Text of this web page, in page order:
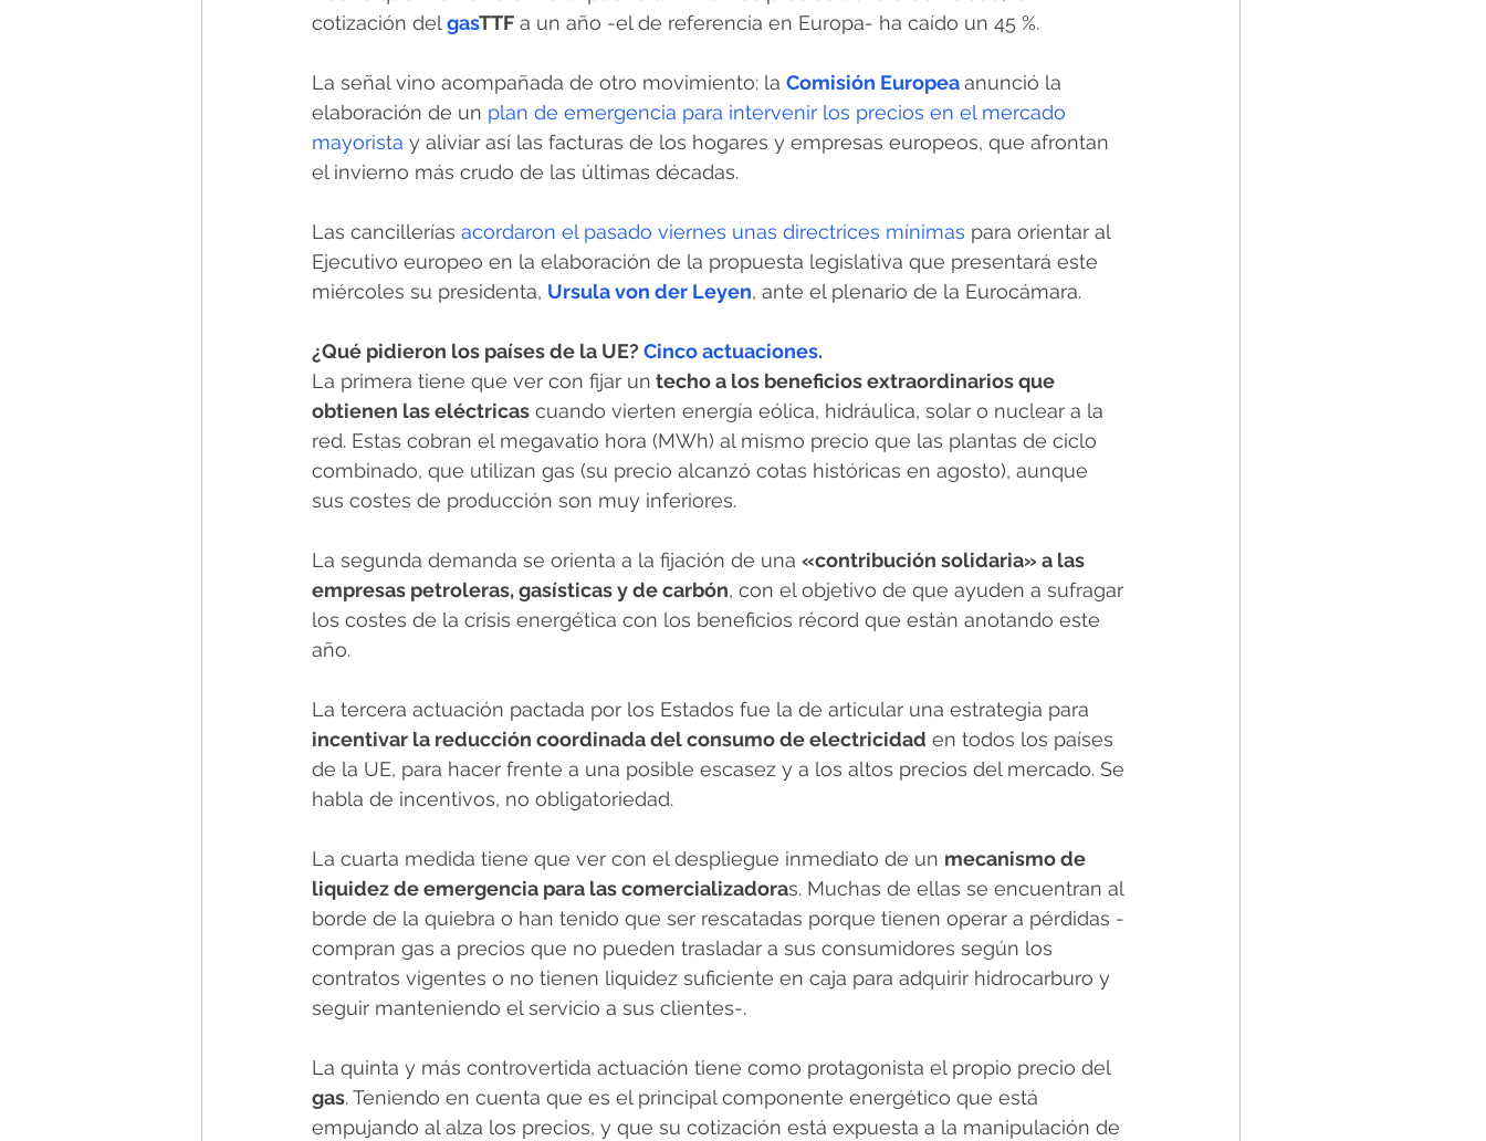
cotización del gasTTF a un año -el de referencia en Europa- ha caído un 45 %.
La señal vino acompañada de otro movimiento: la Comisión Europea anunció la
elaboración de un plan de emergencia para intervenir los precios en el mercado
mayorista y aliviar así las facturas de los hogares y empresas europeos, que afrontan
el invierno más crudo de las últimas décadas.
Las cancillerías acordaron el pasado viernes unas directrices mínimas para orientar al
Ejecutivo europeo en la elaboración de la propuesta legislativa que presentará este
miércoles su presidenta, Ursula von der Leyen, ante el plenario de la Eurocámara.
¿Qué pidieron los países de la UE? Cinco actuaciones.
La primera tiene que ver con fijar un techo a los beneficios extraordinarios que
obtienen las eléctricas cuando vierten energía eólica, hidráulica, solar o nuclear a la
red. Estas cobran el megavatio hora (MWh) al mismo precio que las plantas de ciclo
combinado, que utilizan gas (su precio alcanzó cotas históricas en agosto), aunque
sus costes de producción son muy inferiores.
La segunda demanda se orienta a la fijación de una «contribución solidaria» a las
empresas petroleras, gasísticas y de carbón, con el objetivo de que ayuden a sufragar
los costes de la crisis energética con los beneficios récord que están anotando este
año.
La tercera actuación pactada por los Estados fue la de articular una estrategia para
incentivar la reducción coordinada del consumo de electricidad en todos los países
de la UE, para hacer frente a una posible escasez y a los altos precios del mercado. Se
habla de incentivos, no obligatoriedad.
La cuarta medida tiene que ver con el despliegue inmediato de un mecanismo de
liquidez de emergencia para las comercializadoras. Muchas de ellas se encuentran al
borde de la quiebra o han tenido que ser rescatadas porque tienen operar a pérdidas -
compran gas a precios que no pueden trasladar a sus consumidores según los
contratos vigentes o no tienen liquidez suficiente en caja para adquirir hidrocarburo y
seguir manteniendo el servicio a sus clientes-.
La quinta y más controvertida actuación tiene como protagonista el propio precio del
gas. Teniendo en cuenta que es el principal componente energético que está
empujando al alza los precios, y que su cotización está expuesta a la manipulación de